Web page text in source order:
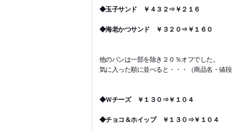
◆玉子サンド ￥４３２⇒￥２１６
◆海老かつサンド ￥３２０⇒￥１６０
他のパンは一部を除き２０％オフでした。
気に入った順に並べると・・・（商品名・値段
◆Ｗチーズ ￥１３０⇒￥１０４
◆チョコ＆ホイップ ￥１３０⇒￥１０４